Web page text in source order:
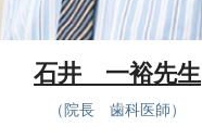
石井 一裕先生
（院長 歯科医師）